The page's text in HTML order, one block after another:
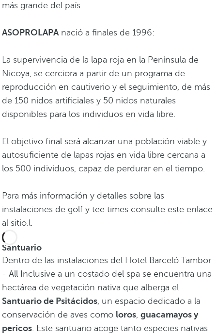
más grande del país.
ASOPROLAPAnació a finales de 1996:
La supervivencia de la lapa roja en la Península de
Nicoya, se cerciora a partir de un programa de
reproducción en cautiverio y el seguimiento, de más
de 150 nidos artificiales y 50 nidos naturales
disponibles para los individuos en vida libre.
El objetivo final será alcanzar una población viable y
autosuficiente de lapas rojas en vida libre cercana a
los 500 individuos, capaz de perdurar en el tiempo.
Para más información y detalles sobre las
instalaciones de golf y tee times consulte este enlace
al sitio.l.
Santuario
Dentro de las instalaciones del Hotel Barceló Tambor
- All Inclusive a un costado del spa se encuentra una
hectárea de vegetación nativa que alberga el
Santuario de Psitácidos, un espacio dedicado a la
conservación de aves como loros, guacamayos y
pericos. Este santuario acoge tanto especies nativas